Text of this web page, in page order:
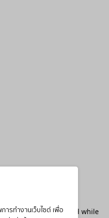
รทำงานเว็บไซต์ เพื่อ
exception has occurred while